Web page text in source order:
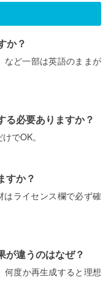
か？
ど一部は英語のままが
る必要ありますか？
でOK。
すか？
ライセンス欄で必ず確
が違うのはなぜ？
度か再生成すると理想